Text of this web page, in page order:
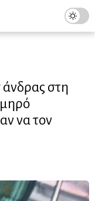
άνδρας στη
να τον